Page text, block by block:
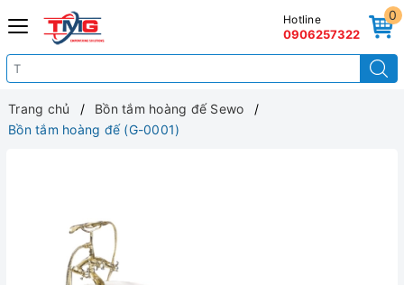
0
Hotline
0906257322
Trang chủ
Bồn tắm hoàng đế Sewo
Bồn tắm hoàng đế (G-0001)